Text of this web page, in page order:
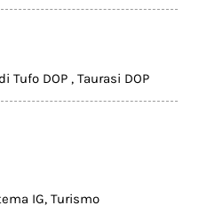
Tufo DOP,Taurasi DOP
IG,Turismo